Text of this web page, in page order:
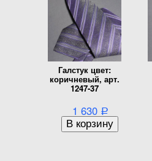
Галстук цвет:
коричневый, арт.
1247-37
1 630 Р